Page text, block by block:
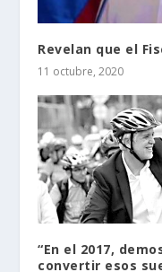
Revelan que el
11 octubre, 2020
“En el 2017,
convertir esos